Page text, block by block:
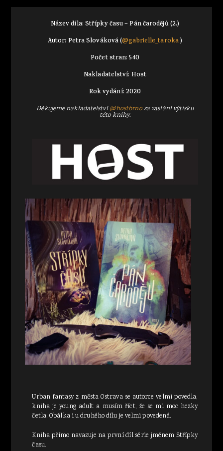
Název díla: Střípky času – Pán čarodějů (2.)
Autor: Petra Slováková (@gabrielle_taroka)
Počet stran: 540
Nakladatelství: Host
Rok vydání: 2020
Děkujeme nakladatelství@hostbrnoza zaslání výtisku
této knihy.
Urban fantasy z města Ostrava se autorce velmi povedla,
kniha je young adult a musím říct, že se mi moc hezky
četla. Obálka i u druhého dílu je velmi povedená.
Kniha přímo navazuje na první díl série jménem Střípky
času.